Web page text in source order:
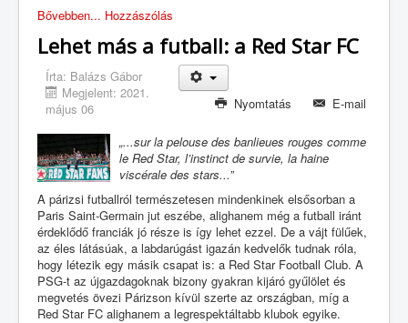
Bővebben... Hozzászólás
Lehet más a futball: a Red Star FC
Nyomtatás E-mail
Írta: Balázs Gábor
Megjelent: 2021.
május 06
„...sur la pelouse des banlieues rouges comme
le Red Star, l’instinct de survie, la haine
viscérale des stars...”
A párizsi futballról természetesen mindenkinek elsősorban a
Paris Saint-Germain jut eszébe, alighanem még a futball iránt
érdeklődő franciák jó része is így lehet ezzel. De a vájt fülűek,
az éles látásúak, a labdarúgást igazán kedvelők tudnak róla,
hogy létezik egy másik csapat is: a Red Star Football Club. A
PSG-t az újgazdagoknak bizony gyakran kijáró gyűlölet és
megvetés övezi Párizson kívül szerte az országban, míg a
Red Star FC alighanem a legrespektáltabb klubok egyike.